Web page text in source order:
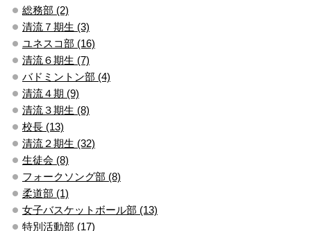
総務部 (2)
清流７期生 (3)
ユネスコ部 (16)
清流６期生 (7)
バドミントン部 (4)
清流４期 (9)
清流３期生 (8)
校長 (13)
清流２期生 (32)
生徒会 (8)
フォークソング部 (8)
柔道部 (1)
女子バスケットボール部 (13)
特別活動部 (17)